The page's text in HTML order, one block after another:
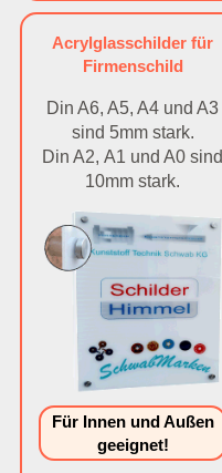
Acrylglasschilder für
Firmenschild
Din A6, A5, A4 und A3
sind 5mm stark.
Din A2, A1 und A0 sind
10mm stark.
Für Innen und Außen
geeignet!